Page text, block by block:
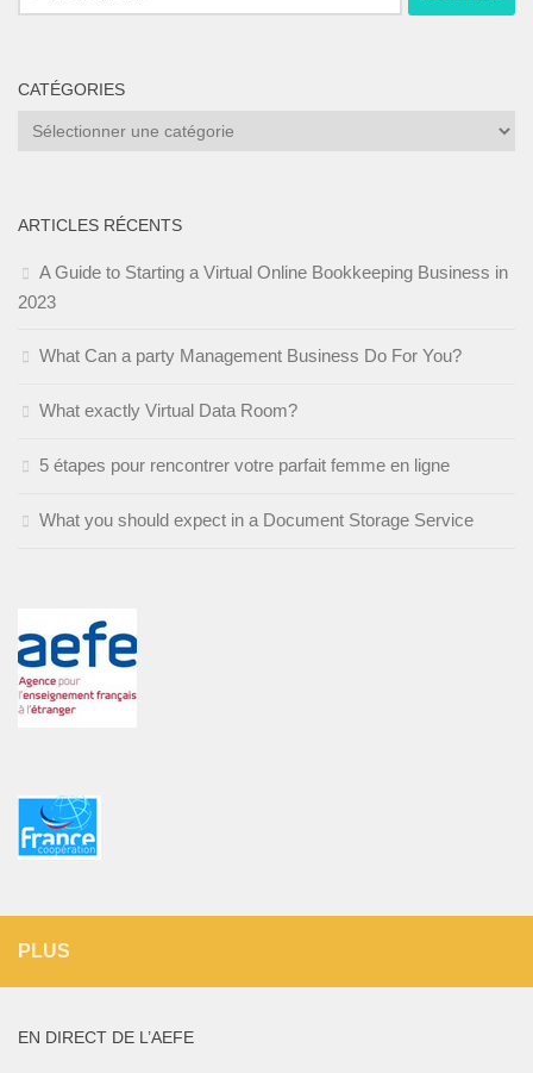
CATÉGORIES
Catégories
ARTICLES RÉCENTS
A Guide to Starting a Virtual Online Bookkeeping Business in
2023
What Can a party Management Business Do For You?
What exactly Virtual Data Room?
5 étapes pour rencontrer votre parfait femme en ligne
What you should expect in a Document Storage Service
PLUS
EN DIRECT DE L’AEFE